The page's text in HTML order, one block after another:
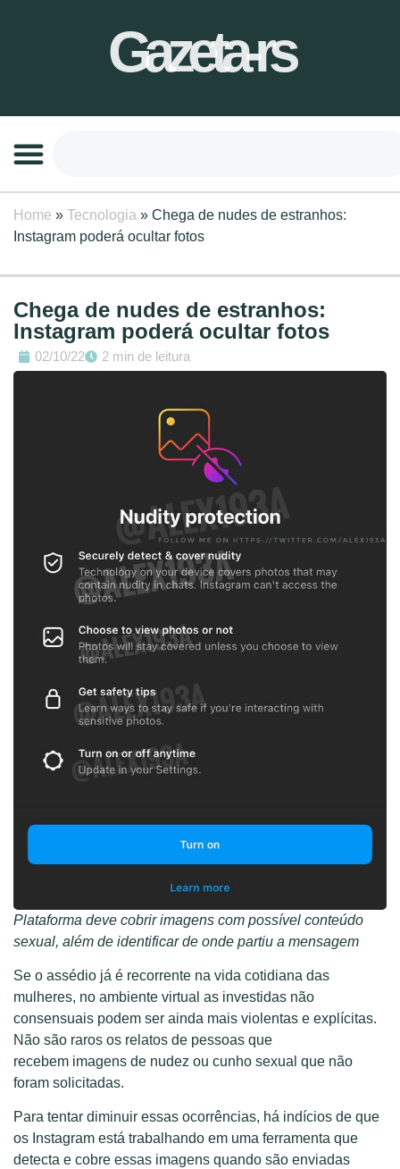
Gazeta-rs
Home » Tecnologia » Chega de nudes de estranhos:
Instagram poderá ocultar fotos
Chega de nudes de estranhos:
Instagram poderá ocultar fotos
02/10/22 2 min de leitura
Plataforma deve cobrir imagens com possível conteúdo
sexual, além de identificar de onde partiu a mensagem
Se o assédio já é recorrente na vida cotidiana das
mulheres, no ambiente virtual as investidas não
consensuais podem ser ainda mais violentas e explícitas.
Não são raros os relatos de pessoas que
recebem imagens de nudez ou cunho sexual que não
foram solicitadas.
Para tentar diminuir essas ocorrências, há indícios de que
os Instagram está trabalhando em uma ferramenta que
detecta e cobre essas imagens quando são enviadas